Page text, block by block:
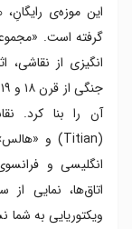
این موزه‌ی
انگیزی از نقاشی،
انگلیسی و
اتاق‌ها، نمایی
ویکتوریایی به